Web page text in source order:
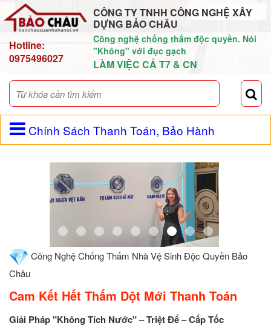
Hotline:
0975496027
CÔNG TY TNHH CÔNG NGHỆ XÂY
DỰNG BẢO CHÂU
Công nghệ chống thấm độc quyền. Nói
"Không" với đục gạch
LÀM VIỆC CẢ T7 & CN
Chính Sách Thanh Toán, Bảo Hành
Công Nghệ Chống Thấm Nhà Vệ Sinh Độc Quyền Bảo
Châu
Cam Kết Hết Thấm Dột Mới Thanh Toán
Giải Pháp "Không Tích Nước" – Triệt Để – Cấp Tốc